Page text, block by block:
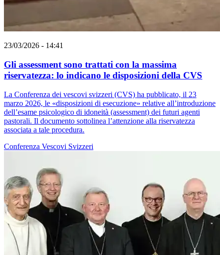
23/03/2026 - 14:41
Gli assessment sono trattati con la massima
riservatezza: lo indicano le disposizioni della CVS
La Conferenza dei vescovi svizzeri (CVS) ha pubblicato, il 23
marzo 2026, le «disposizioni di esecuzione» relative all’introduzione
dell’esame psicologico di idoneità (assessment) dei futuri agenti
pastorali. Il documento sottolinea l’attenzione alla riservatezza
associata a tale procedura.
Conferenza Vescovi Svizzeri